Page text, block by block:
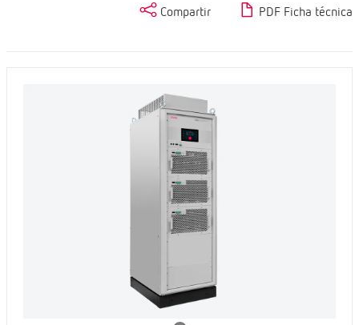
Compartir PDF Ficha técnica